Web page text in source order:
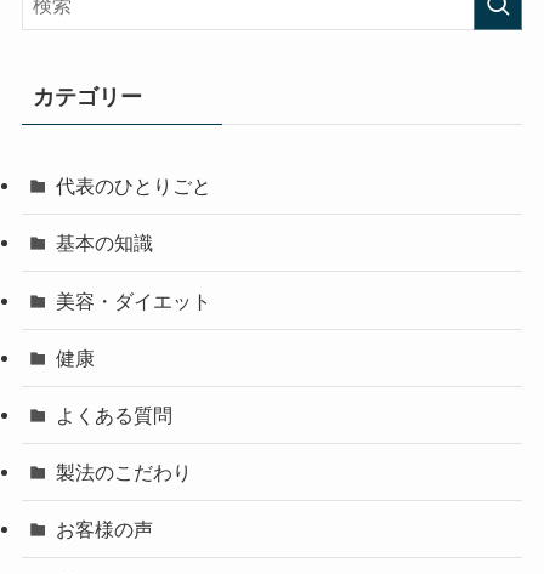
カテゴリー
代表のひとりごと
基本の知識
美容・ダイエット
健康
よくある質問
製法のこだわり
お客様の声